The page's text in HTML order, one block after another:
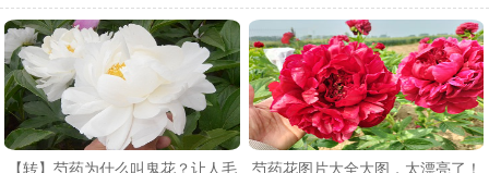
【转】芍药为什么叫鬼花？让人毛
芍药花图片大全大图，太漂亮了！